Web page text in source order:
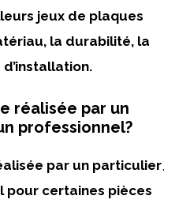
jeux de plaques
la durabilité, la
réalisée par un
professionnel?
par un particulier,
pour certaines pièces